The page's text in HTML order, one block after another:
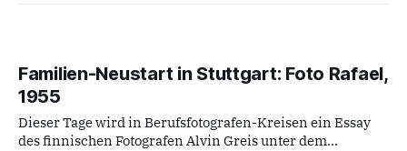
Familien-Neustart in Stuttgart: Foto Rafael,
1955
Dieser Tage wird in Berufsfotografen-Kreisen ein Essay
des finnischen Fotografen Alvin Greis unter dem